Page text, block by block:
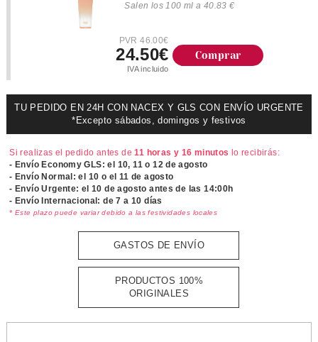
Salen los 100 ml a 40.83 €
PVR 46.00€
24.50€
IVA incluido
Comprar
TU PEDIDO EN 24H CON NACEX Y GLS CON ENVÍO URGENTE
*Excepto sábados, domingos y festivos
Si realizas el pedido antes de11 horas y 16 minutos lo recibirás:
- Envío Economy GLS: el 10, 11 o 12 de agosto
- Envío Normal: el 10 o el 11 de agosto
- Envío Urgente: el10 de agosto antes de las 14:00h
- Envío Internacional: de 7 a 10 días
* Este plazo puede variar debido a las festividades locales
GASTOS DE ENVÍO
PRODUCTOS 100%
ORIGINALES